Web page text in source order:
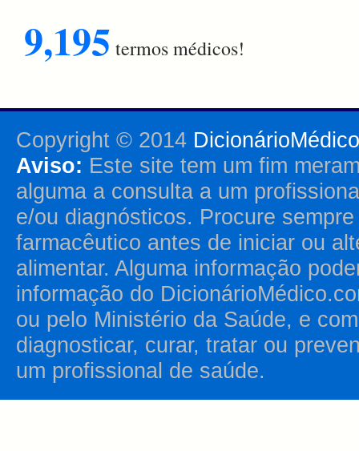
9,195 termos médicos!
Copyright © 2014
Aviso: Este site tem um fim
alguma a consulta a um
e/ou diagnósticos. Procure
farmacêutico antes de iniciar ou
alimentar. Alguma informação
informação do
ou pelo Ministério da Saúde, e
diagnosticar, curar, tratar ou
um profissional de saúde.